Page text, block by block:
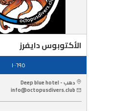
الأكتوبوس دايفرز
١٠٠٦٩٥
دهب - Deep blue hotel
info@octopusdivers.club